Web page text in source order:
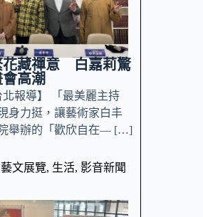
花藏禪意 白嘉莉驚
高潮
北報導】 「最美麗主持
身力挺，讓藝術家白丰
舉辦的「歡欣自在— […]
藝文展覽, 生活, 影音新聞